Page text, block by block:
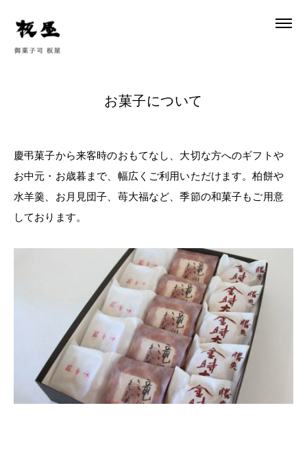
お菓子について
慶弔菓子から来客時のおもてなし、大切な方へのギフトや
お中元・お歳暮まで、幅広くご利用いただけます。柏餅や
水羊羹、お月見団子、苺大福など、季節の和菓子もご用意
しております。